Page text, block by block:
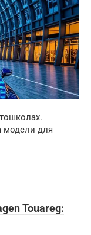
модели для
Touareg: